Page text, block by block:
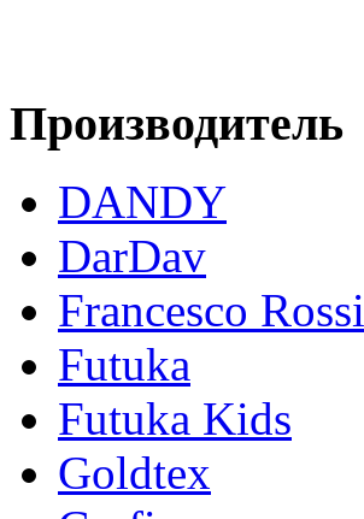
Производитель
DANDY
DarDav
Francesco Rossi
Futuka
Futuka Kids
Goldtex